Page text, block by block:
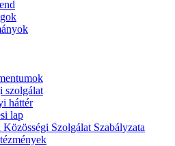
szolgálat
háttér
lap
Szolgálat Szabályzata